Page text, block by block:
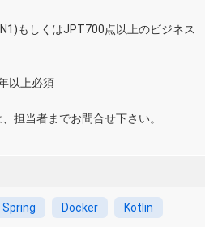
もしくはJPT700点以上のビジネス
以上必須
担当者までお問合せ下さい。
Spring Docker Kotlin